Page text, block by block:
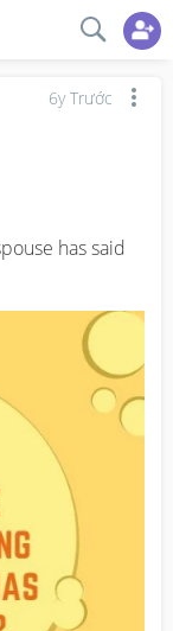
6y Trước
has said